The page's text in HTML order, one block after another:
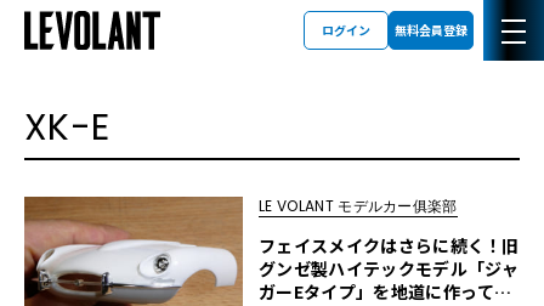
ログイン 無料会員登録
XK-E
LE VOLANT モデルカー俱楽部
フェイスメイクはさらに続く！旧
グンゼ製ハイテックモデル「ジャ
ガーEタイプ」を地道に作ってみ